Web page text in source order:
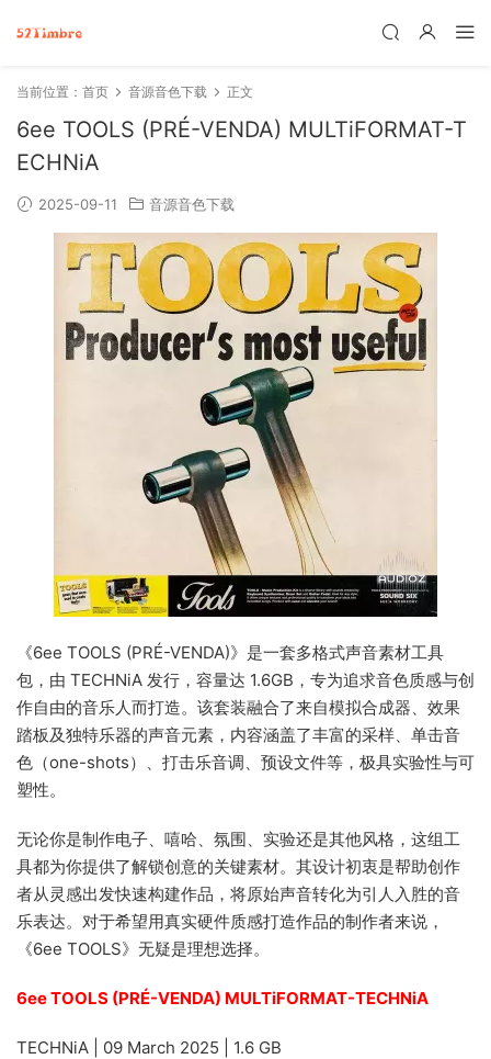
当前位置： 首页 音源音色下载 正文
6ee TOOLS (PRÉ-VENDA) MULTiFORMAT-T
ECHNiA
2025-09-11 音源音色下载
《6ee TOOLS (PRÉ-VENDA)》是一套多格式声音素材工具
包，由 TECHNiA 发行，容量达 1.6GB，专为追求音色质感与创
作自由的音乐人而打造。该套装融合了来自模拟合成器、效果
踏板及独特乐器的声音元素，内容涵盖了丰富的采样、单击音
色（one-shots）、打击乐音调、预设文件等，极具实验性与可
塑性。
无论你是制作电子、嘻哈、氛围、实验还是其他风格，这组工
具都为你提供了解锁创意的关键素材。其设计初衷是帮助创作
者从灵感出发快速构建作品，将原始声音转化为引人入胜的音
乐表达。对于希望用真实硬件质感打造作品的制作者来说，
《6ee TOOLS》无疑是理想选择。
6ee TOOLS (PRÉ-VENDA) MULTiFORMAT-TECHNiA
TECHNiA | 09 March 2025 | 1.6 GB